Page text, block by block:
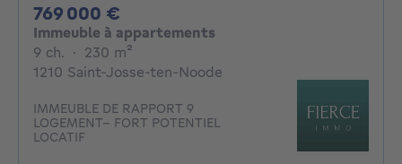
769 000 €
Immeuble à appartements
9 ch. 9 chambres
· 230 m²
1210 Saint-Josse-ten-Noode
IMMEUBLE DE RAPPORT 9
LOGEMENT– FORT POTENTIEL
LOCATIF